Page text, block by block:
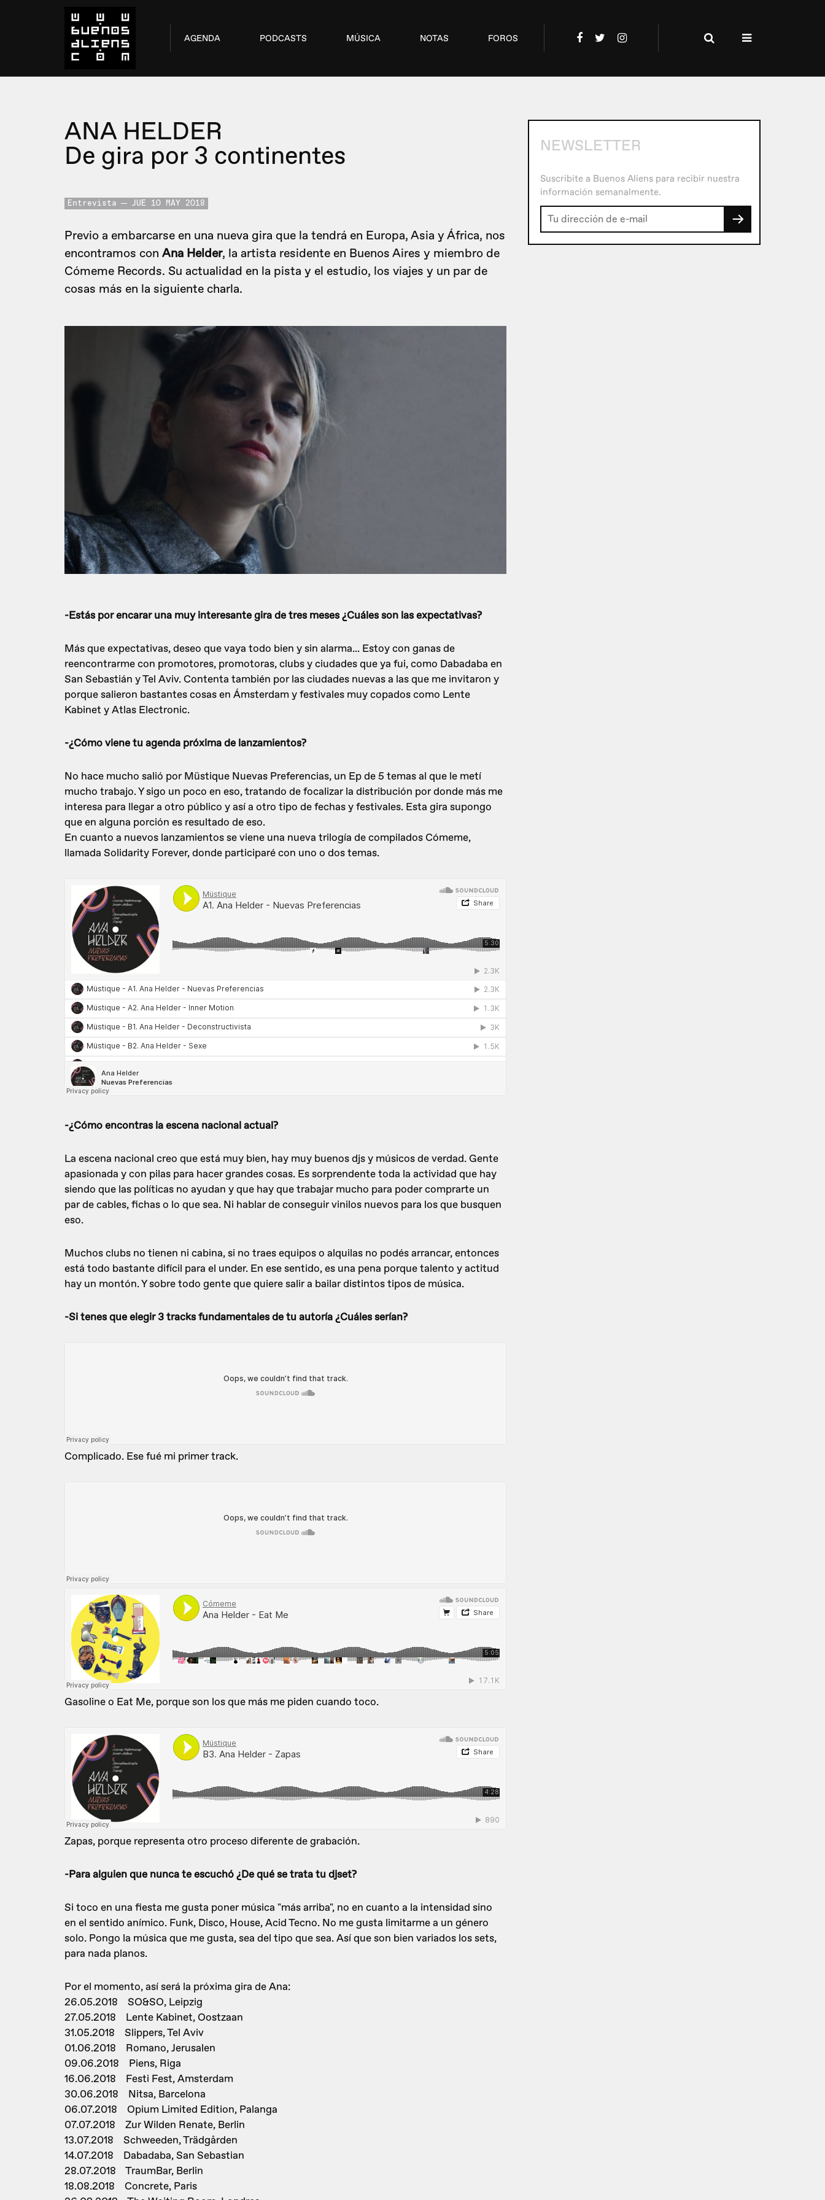
AGENDA PODCASTS MÚSICA NOTAS FOROS
ANA HELDER
De gira por 3 continentes
Entrevista JUE 10 MAY 2018
Previo a embarcarse en una nueva gira que la tendrá en Europa, Asia y África, nos
encontramos con Ana Helder, la artista residente en Buenos Aires y miembro de
Cómeme Records. Su actualidad en la pista y el estudio, los viajes y un par de
cosas más en la siguiente charla.
-Estás por encarar una muy interesante gira de tres meses ¿Cuáles son las expectativas?
Más que expectativas, deseo que vaya todo bien y sin alarma... Estoy con ganas de
reencontrarme con promotores, promotoras, clubs y ciudades que ya fui, como Dabadaba en
San Sebastián y Tel Aviv. Contenta también por las ciudades nuevas a las que me invitaron y
porque salieron bastantes cosas en Ámsterdam y festivales muy copados como Lente
Kabinet y Atlas Electronic.
-¿Cómo viene tu agenda próxima de lanzamientos?
No hace mucho salió por Müstique Nuevas Preferencias, un Ep de 5 temas al que le metí
mucho trabajo. Y sigo un poco en eso, tratando de focalizar la distribución por donde más me
interesa para llegar a otro público y así a otro tipo de fechas y festivales. Esta gira supongo
que en alguna porción es resultado de eso.
En cuanto a nuevos lanzamientos se viene una nueva trilogía de compilados Cómeme,
llamada Solidarity Forever, donde participaré con uno o dos temas.
-¿Cómo encontras la escena nacional actual?
La escena nacional creo que está muy bien, hay muy buenos djs y músicos de verdad. Gente
apasionada y con pilas para hacer grandes cosas. Es sorprendente toda la actividad que hay
siendo que las políticas no ayudan y que hay que trabajar mucho para poder comprarte un
par de cables, fichas o lo que sea. Ni hablar de conseguir vinilos nuevos para los que busquen
eso.
Muchos clubs no tienen ni cabina, si no traes equipos o alquilas no podés arrancar, entonces
está todo bastante difícil para el under. En ese sentido, es una pena porque talento y actitud
hay un montón. Y sobre todo gente que quiere salir a bailar distintos tipos de música.
-Si tenes que elegir 3 tracks fundamentales de tu autoría ¿Cuáles serían?
Complicado. Ese fué mi primer track.
Gasoline o Eat Me, porque son los que más me piden cuando toco.
Zapas, porque representa otro proceso diferente de grabación.
-Para alguien que nunca te escuchó ¿De qué se trata tu djset?
Si toco en una fiesta me gusta poner música "más arriba", no en cuanto a la intensidad sino
en el sentido anímico. Funk, Disco, House, Acid Tecno. No me gusta limitarme a un género
solo. Pongo la música que me gusta, sea del tipo que sea. Así que son bien variados los sets,
para nada planos.
Por el momento, así será la próxima gira de Ana:
26.05.2018 SO&SO, Leipzig
27.05.2018 Lente Kabinet, Oostzaan
31.05.2018 Slippers, Tel Aviv
01.06.2018 Romano, Jerusalen
09.06.2018 Piens, Riga
16.06.2018 Festi Fest, Amsterdam
30.06.2018 Nitsa, Barcelona
06.07.2018 Opium Limited Edition, Palanga
07.07.2018 Zur Wilden Renate, Berlin
13.07.2018 Schweeden, Trädgården
14.07.2018 Dabadaba, San Sebastian
28.07.2018 TraumBar, Berlin
18.08.2018 Concrete, Paris
NEWSLETTER
Suscribite a Buenos Aliens para recibir nuestra
información semanalmente.
→